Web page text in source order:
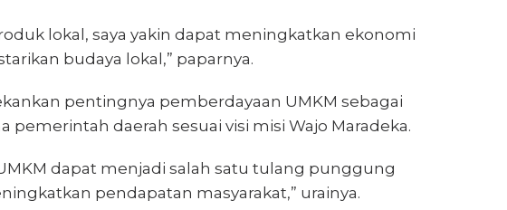
lokal, saya yakin dapat meningkatkan ekonomi
budaya lokal,” paparnya.
pentingnya pemberdayaan UMKM sebagai
pemerintah daerah sesuai visi misi Wajo Maradeka.
dapat menjadi salah satu tulang punggung
pendapatan masyarakat,” urainya.